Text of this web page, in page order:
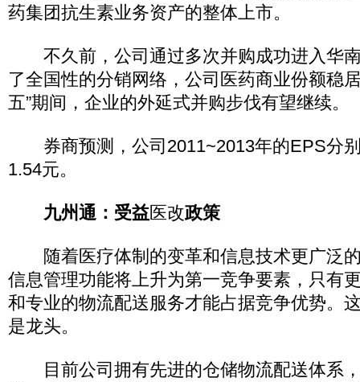
药集团抗生素业务资产的整体上市。
不久前，公司通过多次并购成功进入华
了全国性的分销网络，公司医药商业份额稳
五”期间，企业的外延式并购步伐有望继续。
券商预测，公司2011~2013年的EPS分别
1.54元。
九州通：受益医改政策
随着医疗体制的变革和信息技术更广泛
信息管理功能将上升为第一竞争要素，只有
和专业的物流配送服务才能占据竞争优势。
是龙头。
目前公司拥有先进的仓储物流配送体系